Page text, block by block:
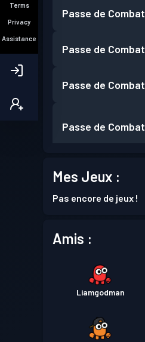
Terms
Privacy
Assistance
Passe de Combat
Passe de Combat
Passe de Combat
Passe de Combat
Passe de Combat
Passe de Combat
Mes Jeux :
Pas encore de jeux !
Amis :
Liamgodman